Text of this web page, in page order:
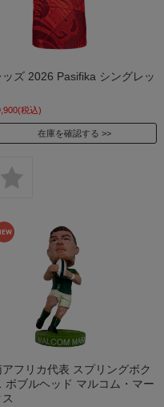
ッズ 2026 Pasifika シングレッ
(税込)
在庫を確認する
アフリカ代表 スプリングボク
ボブルヘッド マルコム・マー
ス